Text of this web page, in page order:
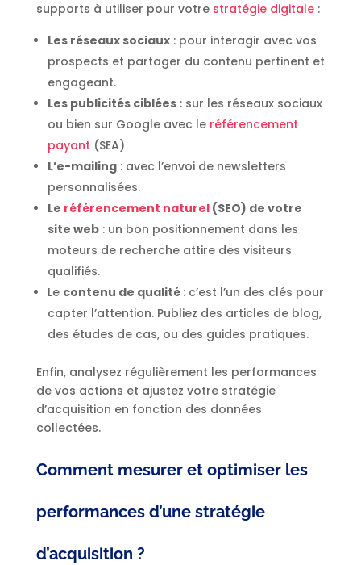
supports à utiliser pour votre stratégie digitale:
Les réseaux sociaux: pour interagir avec vos
prospects et partager du contenu pertinent et
engageant.
Les publicités ciblées: sur les réseaux sociaux
ou bien sur Google avec le référencement
payant (SEA)
L’e-mailing: avec l’envoi de newsletters
personnalisées.
Le référencement naturel(SEO) de votre
site web: un bon positionnement dans les
moteurs de recherche attire des visiteurs
qualifiés.
Le contenu de qualité : c’est l’un des clés pour
capter l’attention. Publiez des articles de blog,
des études de cas, ou des guides pratiques.
Enfin, analysez régulièrement les performances
de vos actions et ajustez votre stratégie
d’acquisition en fonction des données
collectées.
Comment mesurer et optimiser les
performances d’une stratégie
d’acquisition ?